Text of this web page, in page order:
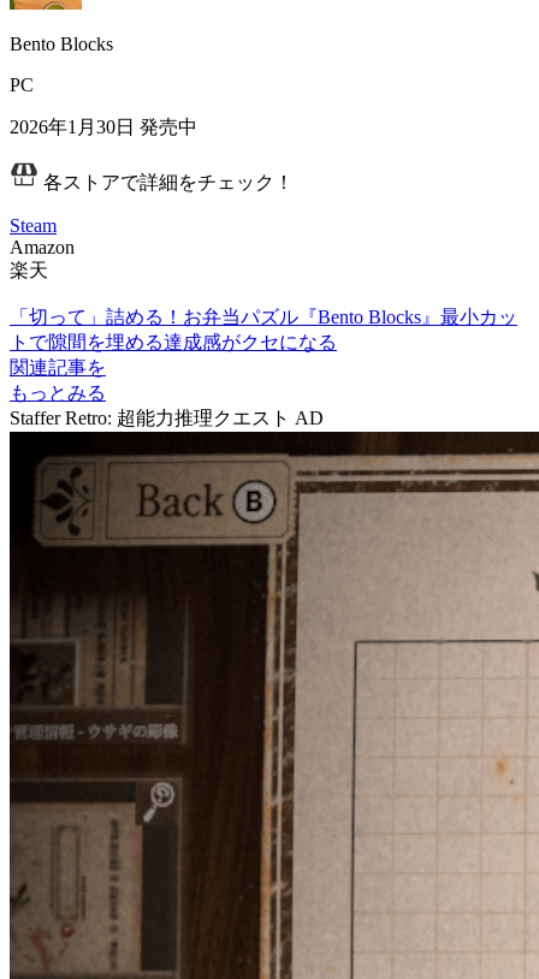
Bento Blocks
PC
2026年1月30日 発売中
各ストアで詳細をチェック！
Steam
Amazon
楽天
「切って」詰める！お弁当パズル『Bento Blocks』最小カッ
トで隙間を埋める達成感がクセになる
関連記事を
もっとみる
Staffer Retro: 超能力推理クエスト AD